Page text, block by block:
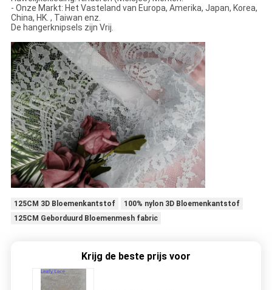
- Onze Markt: Het Vasteland van Europa, Amerika, Japan, Korea,
China, HK. , Taiwan enz.
De hangerknipsels zijn Vrij.
125CM 3D Bloemenkantstof
100% nylon 3D Bloemenkantstof
125CM Geborduurd Bloemenmesh fabric
Krijg de beste prijs voor